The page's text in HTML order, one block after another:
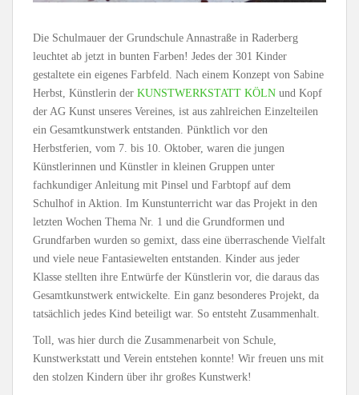
Die Schulmauer der Grundschule Annastraße in Raderberg
leuchtet ab jetzt in bunten Farben! Jedes der 301 Kinder
gestaltete ein eigenes Farbfeld. Nach einem Konzept von Sabine
Herbst, Künstlerin der KUNSTWERKSTATT KÖLN und Kopf
der AG Kunst unseres Vereines, ist aus zahlreichen Einzelteilen
ein Gesamtkunstwerk entstanden. Pünktlich vor den
Herbstferien, vom 7. bis 10. Oktober, waren die jungen
Künstlerinnen und Künstler in kleinen Gruppen unter
fachkundiger Anleitung mit Pinsel und Farbtopf auf dem
Schulhof in Aktion. Im Kunstunterricht war das Projekt in den
letzten Wochen Thema Nr. 1 und die Grundformen und
Grundfarben wurden so gemixt, dass eine überraschende Vielfalt
und viele neue Fantasiewelten entstanden. Kinder aus jeder
Klasse stellten ihre Entwürfe der Künstlerin vor, die daraus das
Gesamtkunstwerk entwickelte. Ein ganz besonderes Projekt, da
tatsächlich jedes Kind beteiligt war. So entsteht Zusammenhalt.
Toll, was hier durch die Zusammenarbeit von Schule,
Kunstwerkstatt und Verein entstehen konnte! Wir freuen uns mit
den stolzen Kindern über ihr großes Kunstwerk!